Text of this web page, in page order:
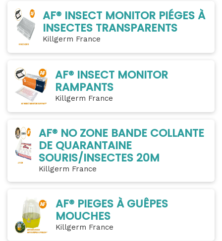
AF® INSECT MONITOR PIÉGES À
INSECTES TRANSPARENTS
Killgerm France
AF® INSECT MONITOR
RAMPANTS
Killgerm France
AF® NO ZONE BANDE COLLANTE
DE QUARANTAINE
SOURIS/INSECTES 20M
Killgerm France
AF® PIEGES À GUÊPES
MOUCHES
Killgerm France